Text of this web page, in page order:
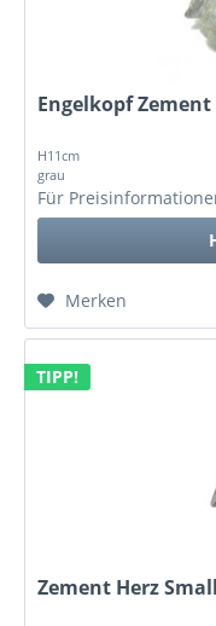
Engelkopf Zement
H11cm
grau
Für
Merken
TIPP!
Zement Herz Small